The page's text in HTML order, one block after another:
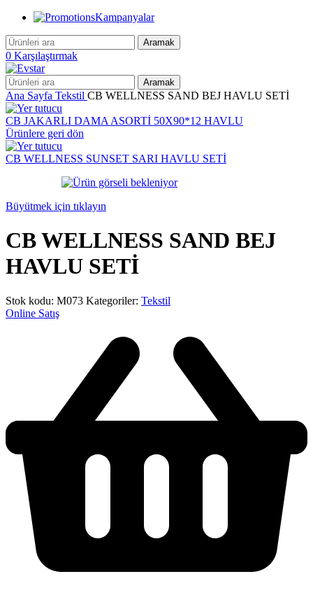
Kampanyalar
Aramak
0 Karşılaştırmak
Aramak
Ana Sayfa Tekstil CB WELLNESS SAND BEJ HAVLU SETİ
CB JAKARLI DAMA ASORTİ 50X90*12 HAVLU
Ürünlere geri dön
CB WELLNESS SUNSET SARI HAVLU SETİ
Büyütmek için tıklayın
CB WELLNESS SAND BEJ
HAVLU SETİ
Stok kodu: M073 Kategoriler: Tekstil
Online Satış